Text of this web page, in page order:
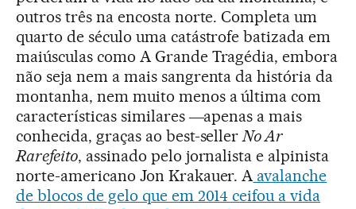
outros três na encosta norte. Completa um
quarto de século uma catástrofe batizada em
maiúsculas como A Grande Tragédia, embora
não seja nem a mais sangrenta da história da
montanha, nem muito menos a última com
características similares ―apenas a mais
conhecida, graças ao best-sellerNo Ar
Rarefeito, assinado pelo jornalista e alpinista
norte-americano Jon Krakauer. Aavalanche
de blocos de gelo que em 2014 ceifou a vida